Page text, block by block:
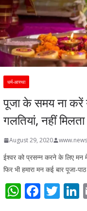
धर्म-आस्था
पूजा के समय ना करें
गलतियां, नहीं
August 29, 2020
ईश्वर को प्रसन्न करने के लिए मन में
फिर भी हमारा मन कई बार पूजा-
W F T